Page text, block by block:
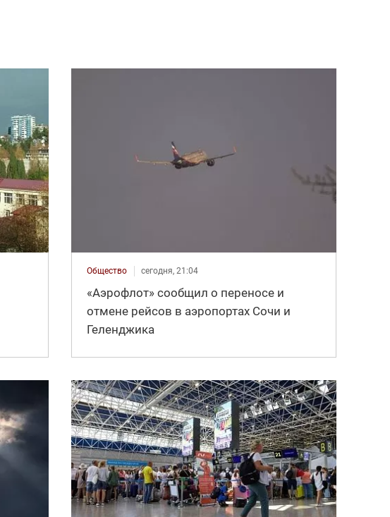
Общество сегодня, 21:04
«Аэрофлот» сообщил о переносе и
отмене рейсов в аэропортах Сочи и
Геленджика